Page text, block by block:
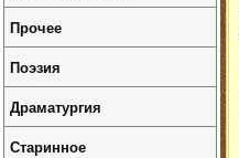
Прочее
Поэзия
Драматургия
Старинное